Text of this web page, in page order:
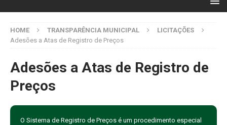
HOME TRANSPARÊNCIA MUNICIPAL
LICITAÇÕES
Adesões a Atas de Registro de Preços
Adesões a Atas de Registro de
Preços
O Sistema de Registro de Preços é um procedimento especial